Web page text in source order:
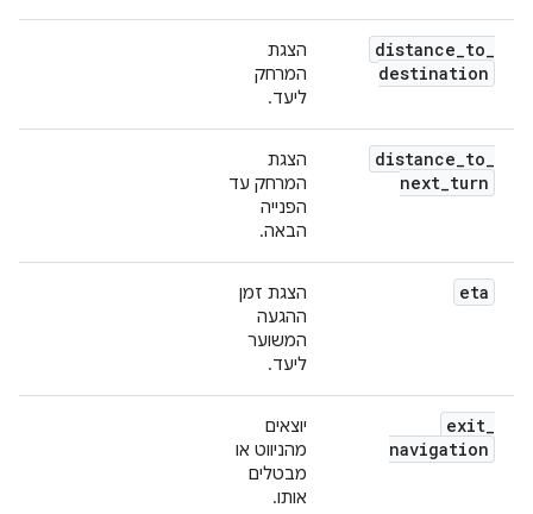
distance to
destination
הצגת
המרחק
ליעד.
distance to
next turn
הצגת
המרחק עד
הפנייה
הבאה.
eta
הצגת זמן
ההגעה
המשוער
ליעד.
exit
navigation
יוצאים
מהניווט או
מבטלים
אותו.